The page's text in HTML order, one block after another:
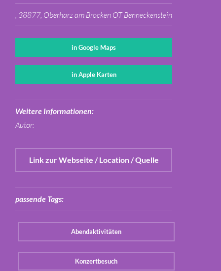
, 38877, Oberharz am Brocken OT Benneckenstein
in Google Maps
in Apple Karten
Weitere Informationen:
Autor:
Link zur Webseite / Location / Quelle
passende Tags:
Abendaktivitäten
Konzertbesuch